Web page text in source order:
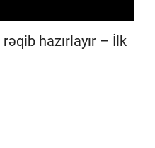
hazırlayır – İlk